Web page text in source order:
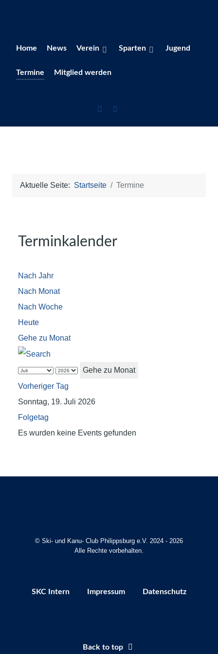
Home News Verein Sparten Jugend
Termine Mitglied werden
Aktuelle Seite: Startseite Termine
Terminkalender
Nach Jahr
Nach Monat
Nach Woche
Heute
Gehe zu Monat
Gehe zu Monat
Vorheriger Tag
Sonntag, 19. Juli 2026
Folgetag
Es wurden keine Events gefunden
© Ski- und Kanu- Club Philippsburg e.V. 2024 - 2026
Alle Rechte vorbehalten.
SKC Intern Impressum Datenschutz
Back to top